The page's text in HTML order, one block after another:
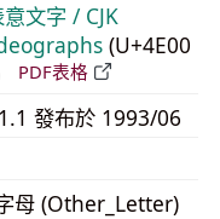
意文字 / CJK
(U+4E00
PDF表格
發布於 1993/06
母 (Other_Letter)